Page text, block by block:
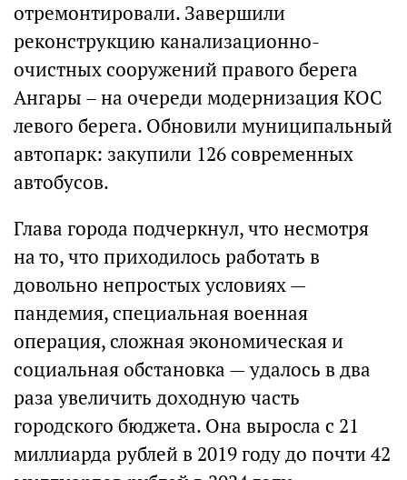
отремонтировали. Завершили
реконструкцию канализационно-
очистных сооружений правого берега
Ангары – на очереди модернизация КОС
левого берега. Обновили муниципальный
автопарк: закупили 126 современных
автобусов.
Глава города подчеркнул, что несмотря
на то, что приходилось работать в
довольно непростых условиях —
пандемия, специальная военная
операция, сложная экономическая и
социальная обстановка — удалось в два
раза увеличить доходную часть
городского бюджета. Она выросла с 21
миллиарда рублей в 2019 году до почти 42